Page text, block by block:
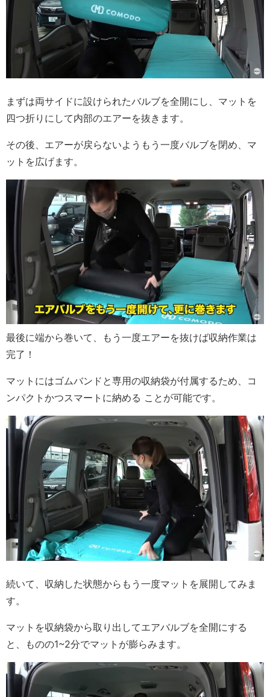
まずは両サイドに設けられたバルブを全開にし、マットを
四つ折りにして内部のエアーを抜きます。
その後、エアーが戻らないようもう一度バルブを閉め、マ
ットを広げます。
最後に端から巻いて、もう一度エアーを抜けば収納作業は
完了！
マットにはゴムバンドと専用の収納袋が付属するため、コ
ンパクトかつスマートに納める ことが可能です。
続いて、収納した状態からもう一度マットを展開してみま
す。
マットを収納袋から取り出してエアバルブを全開にする
と、ものの1~2分でマットが膨らみます。